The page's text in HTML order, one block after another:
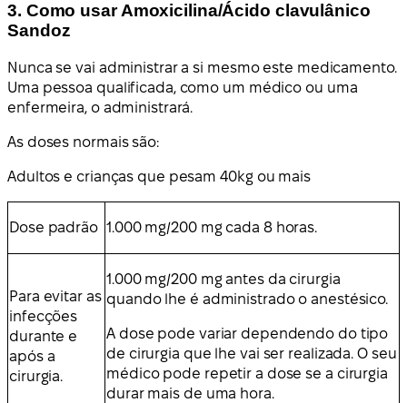
3. Como usar Amoxicilina/Ácido clavulânico
Sandoz
Nunca se vai administrar a si mesmo este medicamento.
Uma pessoa qualificada, como um médico ou uma
enfermeira, o administrará.
As doses normais são:
Adultos e crianças que pesam 40kg ou mais
Dose padrão 1.000 mg/200 mg cada 8 horas.
Para evitar as
infecções
durante e
após a
cirurgia.
1.000 mg/200 mg antes da cirurgia
quando lhe é administrado o anestésico.
A dose pode variar dependendo do tipo
de cirurgia que lhe vai ser realizada. O seu
médico pode repetir a dose se a cirurgia
durar mais de uma hora.